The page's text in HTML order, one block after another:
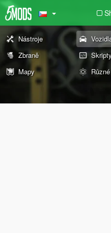
Nástroje
Zbraně
Mapy
Různé